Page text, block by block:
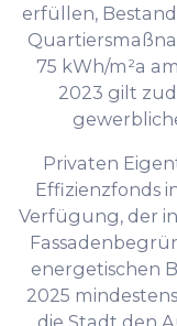
erfüllen,
75 kWh/m²a
2023 gilt
Privaten
Effizienzfonds
Verfügung, der
energetischen
2025